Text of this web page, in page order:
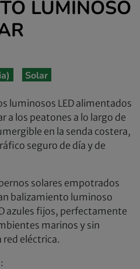
LUMINOSO
Solar
luminosos LED alimentados
a los peatones a lo largo de
en la senda costera,
seguro de día y de
solares empotrados
balizamiento luminoso
azules fijos, perfectamente
marinos y sin
red eléctrica.